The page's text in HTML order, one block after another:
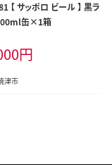
【 サッポロ ビール 】 黒ラ
缶×1箱
円
津市